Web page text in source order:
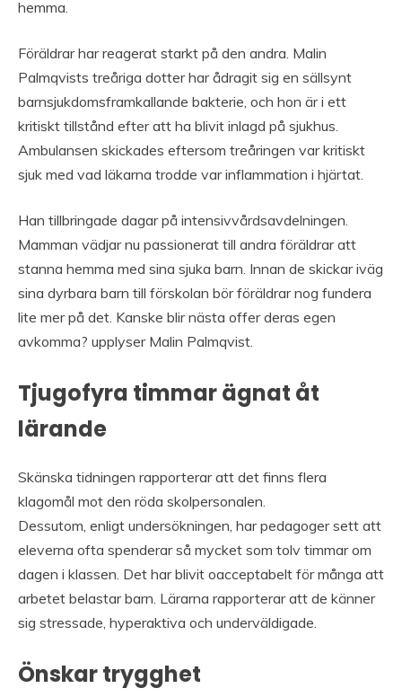
hemma.
Föräldrar har reagerat starkt på den andra. Malin
Palmqvists treåriga dotter har ådragit sig en sällsynt
barnsjukdomsframkallande bakterie, och hon är i ett
kritiskt tillstånd efter att ha blivit inlagd på sjukhus.
Ambulansen skickades eftersom treåringen var kritiskt
sjuk med vad läkarna trodde var inflammation i hjärtat.
Han tillbringade dagar på intensivvårdsavdelningen.
Mamman vädjar nu passionerat till andra föräldrar att
stanna hemma med sina sjuka barn. Innan de skickar iväg
sina dyrbara barn till förskolan bör föräldrar nog fundera
lite mer på det. Kanske blir nästa offer deras egen
avkomma? upplyser Malin Palmqvist.
Tjugofyra timmar ägnat åt
lärande
Skänska tidningen rapporterar att det finns flera
klagomål mot den röda skolpersonalen.
Dessutom, enligt undersökningen, har pedagoger sett att
eleverna ofta spenderar så mycket som tolv timmar om
dagen i klassen. Det har blivit oacceptabelt för många att
arbetet belastar barn. Lärarna rapporterar att de känner
sig stressade, hyperaktiva och underväldigade.
Önskar trygghet